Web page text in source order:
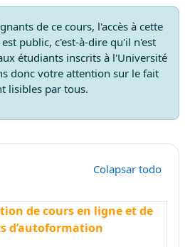
de ce cours, l'accès à cette
public, c'est-à-dire qu'il n'est
étudiants inscrits à l'Université
donc votre attention sur le fait
lisibles par tous.
Colapsar todo
de cours en ligne et de
d’autoformation